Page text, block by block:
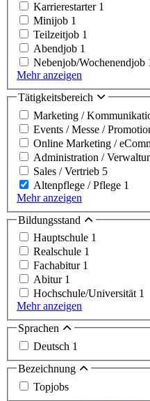
Karrierestarter 1
Minijob 1
Teilzeitjob 1
Abendjob 1
Nebenjob/Wochenendjob
Mehr anzeigen
Tätigkeitsbereich
Marketing /
Events / Messe /
Online Marketing /
Administration /
Sales / Vertrieb 5
Altenpflege / Pflege 1
Mehr anzeigen
Bildungsstand
Hauptschule 1
Realschule 1
Fachabitur 1
Abitur 1
Hochschule/Universität 1
Mehr anzeigen
Sprachen
Deutsch 1
Bezeichnung
Topjobs